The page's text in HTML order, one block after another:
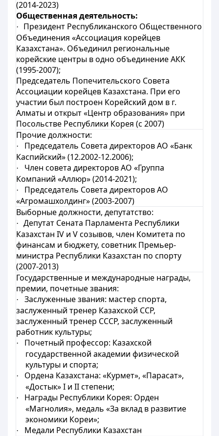
(2014-2023)
Общественная деятельность:
·
Президент Республиканского Общественного
Объединения «Ассоциация корейцев
Казахстана». Объединил региональные
корейские центры в одно объединение АКК
(1995-2007);
Председатель Попечительского Совета
Ассоциации корейцев Казахстана. При его
участии был построен Корейский дом в г.
Алматы и открыт «Центр образования» при
Посольстве Республики Корея (с 2007)
Прочие должности:
·
Председатель Совета директоров АО «Банк
Каспийский» (12.2002-12.2006);
·
Член совета директоров АО «Группа
Компаний «Аллюр» (2014-2021);
·
Председатель Совета директоров АО
«Агромашхолдинг» (2003-2007)
Выборные должности, депутатство:
·
Депутат Сената Парламента Республики
Казахстан IV и V созывов, член Комитета по
финансам и бюджету, советник Премьер-
министра Республики Казахстан по спорту
(2007-2013)
Государственные и международные награды,
премии, почетные звания:
·
Заслуженные звания: мастер спорта,
заслуженный тренер Казахской ССР,
заслуженный тренер СССР, заслуженный
работник культуры;
·
Почетный профессор: Казахской
государственной академии физической
культуры и спорта;
·
Ордена Казахстана: «Курмет», «Парасат»,
«Достык» I и II степени;
·
Награды Республики Корея: Орден
«Магнолия», медаль «За вклад в развитие
экономики Кореи»;
· Медали Республики Казахстан